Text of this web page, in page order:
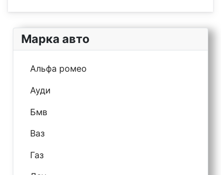
Марка авто
Альфа ромео
Ауди
Бмв
Ваз
Газ